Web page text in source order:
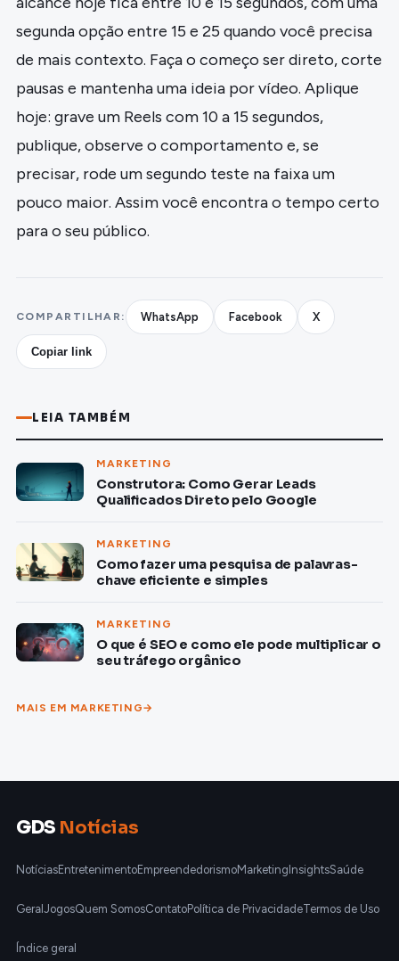
segunda opção entre 15 e 25 quando você precisa
de mais contexto. Faça o começo ser direto, corte
pausas e mantenha uma ideia por vídeo. Aplique
hoje: grave um Reels com 10 a 15 segundos,
publique, observe o comportamento e, se
precisar, rode um segundo teste na faixa um
pouco maior. Assim você encontra o tempo certo
para o seu público.
COMPARTILHAR: WhatsApp Facebook X
Copiar link
LEIA TAMBÉM
MARKETING
Construtora: Como Gerar Leads
Qualificados Direto pelo Google
MARKETING
Como fazer uma pesquisa de palavras-
chave eficiente e simples
MARKETING
O que é SEO e como ele pode multiplicar o
seu tráfego orgânico
MAIS EM MARKETING
GDS Notícias
NotíciasEntretenimentoEmpreendedorismoMarketingInsightsSaúde
GeralJogosQuem SomosContatoPolítica de PrivacidadeTermos de Uso
Índice geral